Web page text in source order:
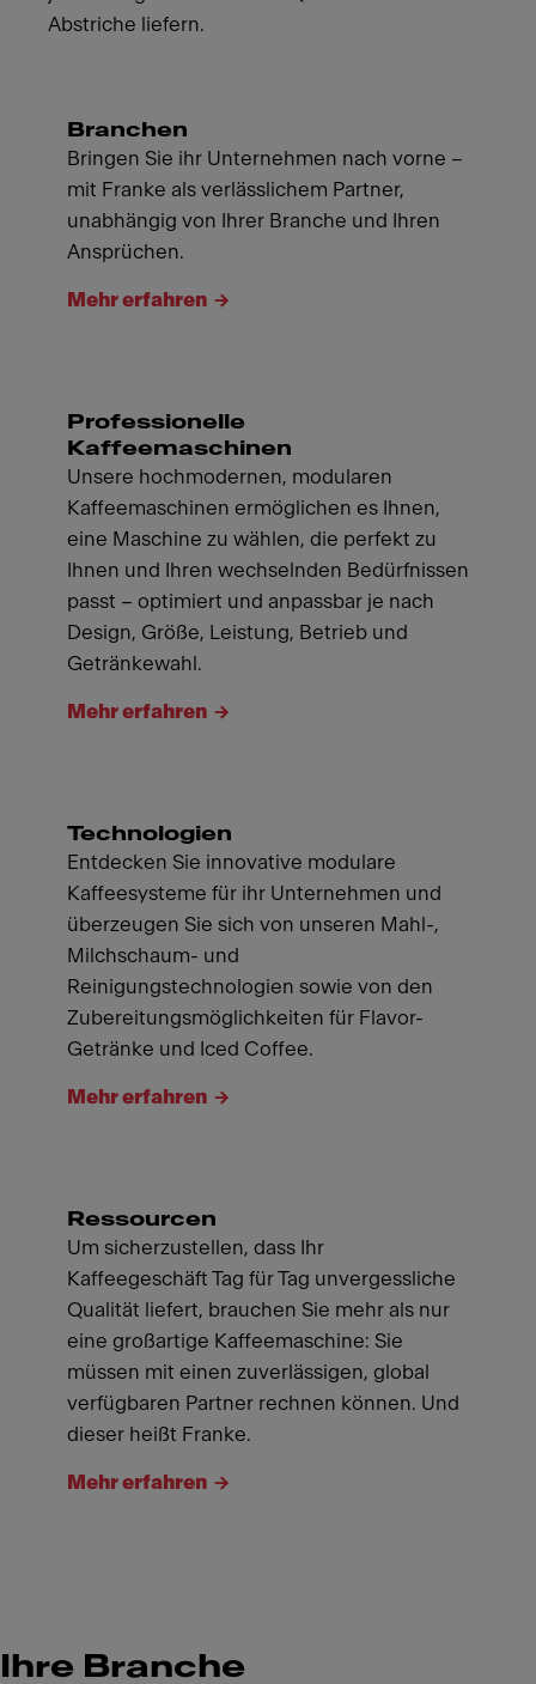
Abstriche liefern.
Branchen
Bringen Sie ihr Unternehmen nach vorne –
mit Franke als verlässlichem Partner,
unabhängig von Ihrer Branche und Ihren
Ansprüchen.
Mehr erfahren
Professionelle
Kaffeemaschinen
Unsere hochmodernen, modularen
Kaffeemaschinen ermöglichen es Ihnen,
eine Maschine zu wählen, die perfekt zu
Ihnen und Ihren wechselnden Bedürfnissen
passt – optimiert und anpassbar je nach
Design, Größe, Leistung, Betrieb und
Getränkewahl.
Mehr erfahren
Technologien
Entdecken Sie innovative modulare
Kaffeesysteme für ihr Unternehmen und
überzeugen Sie sich von unseren Mahl-,
Milchschaum- und
Reinigungstechnologien sowie von den
Zubereitungsmöglichkeiten für Flavor-
Getränke und Iced Coffee.
Mehr erfahren
Ressourcen
Um sicherzustellen, dass Ihr
Kaffeegeschäft Tag für Tag unvergessliche
Qualität liefert, brauchen Sie mehr als nur
eine großartige Kaffeemaschine: Sie
müssen mit einen zuverlässigen, global
verfügbaren Partner rechnen können. Und
dieser heißt Franke.
Mehr erfahren
Ihre Branche